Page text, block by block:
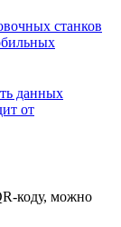
станков
данных
от
коду, можно